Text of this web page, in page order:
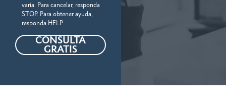
varía. Para cancelar, responda
STOP. Para obtener ayuda,
responda HELP.
CONSULTA
GRATIS